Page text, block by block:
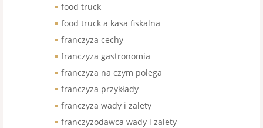
food truck
food truck a kasa fiskalna
franczyza cechy
franczyza gastronomia
franczyza na czym polega
franczyza przykłady
franczyza wady i zalety
franczyzodawca wady i zalety